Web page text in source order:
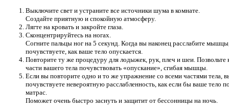
Выключите свет и устраните все источники шума в комнате.
Создайте приятную и спокойную атмосферу.
Лягте на кровать и закройте глаза.
Сконцентрируйтесь на ногах.
Согните пальцы ног на 5 секунд. Когда вы наконец расслабите
почувствуете, как ваше тело опускается.
Повторите ту же процедуру для лодыжек, рук, плеч и шеи. Позвольте
части вашего тела почувствовать «опускание», сгибая мышцы.
Если вы повторите одно и то же упражнение со всеми частями тела,
почувствуете невероятную расслабленность, как если бы ваше тело
матрас.
Поможет очень быстро заснуть и защитит от бессонницы на ночь.